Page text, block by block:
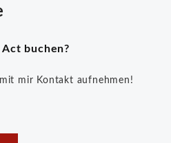
buchen?
mir Kontakt aufnehmen!